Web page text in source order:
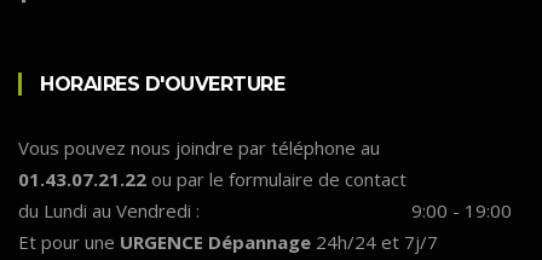
HORAIRES D'OUVERTURE
Vous pouvez nous joindre par téléphone au
01.43.07.21.22 ou par le formulaire de contact
du Lundi au Vendredi :
9:00 - 19:00
Et pour une URGENCE Dépannage 24h/24 et 7j/7